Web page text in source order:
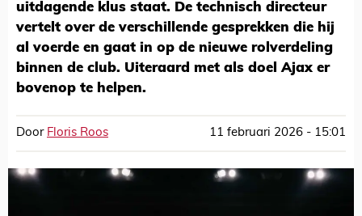
uitdagende klus staat. De technisch directeur
vertelt over de verschillende gesprekken die hij
al voerde en gaat in op de nieuwe rolverdeling
binnen de club. Uiteraard met als doel Ajax er
bovenop te helpen.
Door Floris Roos 11 februari 2026 - 15:01